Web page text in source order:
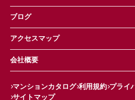
ブログ
アクセスマップ
会社概要
マンションカタログ 利用規約 プライ
サイトマップ